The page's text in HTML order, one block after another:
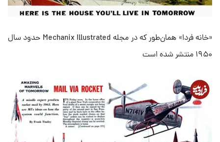
«خانه فردا» همان‌طور که در مجله Mechanix Illustrated حدود سال
۱۹۵۰ منتشر شده است